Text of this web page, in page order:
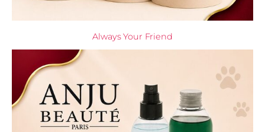
Always Your Friend